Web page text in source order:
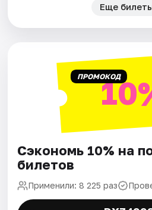
Еще
ПРОМОКОД
Сэкономь 10% на
билетов
Применили: 8 225 раз